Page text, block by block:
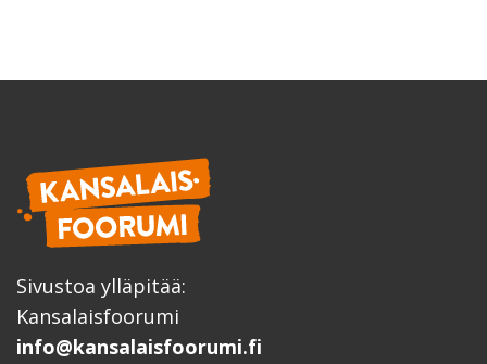
Sivustoa ylläpitää:
Kansalaisfoorumi
info@kansalaisfoorumi.fi